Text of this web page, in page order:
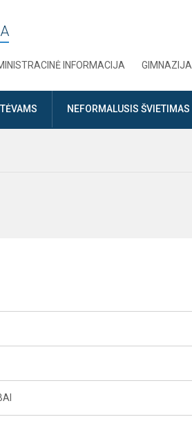
INFORMACIJA GIMNAZIJA
NEFORMALUSIS ŠVIETIMAS